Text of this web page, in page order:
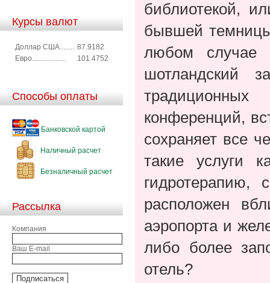
Курсы валют
Доллар США........ 87.9182
Евро...................
101.4752
Способы оплаты
Банковской картой
Наличный расчет
Безналичный расчет
Рассылка
Компания
Ваш E-mail
библиотекой,
бывшей
любом случае
шотландский
конференций,
сохраняет все
такие услуги
гидротерапию,
расположен
аэропорта и
либо более
отель?